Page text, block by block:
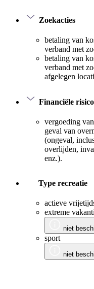
Zoekacties
betaling van
verband met
betaling van
verband met
afgelegen
Financiële
vergoeding
geval van
(ongeval,
overlijden,
enz.).
Type recreatie
actieve
extreme
niet
sport
niet